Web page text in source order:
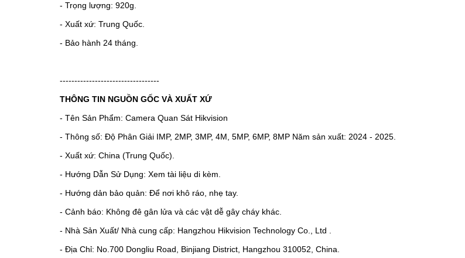
- Trọng lượng: 920g.
- Xuất xứ: Trung Quốc.
- Bảo hành 24 tháng.
----------------------------------
THÔNG TIN NGUỒN GỐC VÀ XUẤT XỨ
- Tên Sản Phẩm: Camera Quan Sát Hikvision
- Thông số: Độ Phân Giải IMP, 2MP, 3MP, 4M, 5MP, 6MP, 8MP Năm sản xuất: 2024 - 2025.
- Xuất xứ: China (Trung Quốc).
- Hướng Dẫn Sử Dụng: Xem tài liệu di kèm.
- Hướng dản bảo quản: Để nơi khô ráo, nhẹ tay.
- Cảnh báo: Không đê gân lửa và các vật dễ gây cháy khác.
- Nhà Sản Xuất/ Nhà cung cấp: Hangzhou Hikvision Technology Co., Ltd .
- Địa Chỉ: No.700 Dongliu Road, Binjiang District, Hangzhou 310052, China.